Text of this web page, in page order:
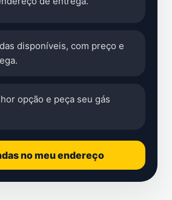
disponíveis, com preço e
opção e peça seu gás
no meu endereço